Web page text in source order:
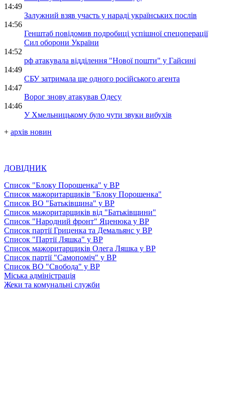
14:49
Залужний взяв участь у нараді українських послів
14:56
Генштаб повідомив подробиці успішної спецоперації
Сил оборони України
14:52
рф атакувала відділення "Нової пошти" у Гайсині
14:49
СБУ затримала ще одного російського агента
14:47
Ворог знову атакував Одесу
14:46
У Хмельницькому було чути звуки вибухів
+ архів новин
ДОВІДНИК
Список "Блоку Порошенка" у ВР
Список мажоритарщиків "Блоку Порошенка"
Список ВО "Батьківщина" у ВР
Список мажоритарщиків від "Батьківщини"
Список "Народний фронт" Яценюка у ВР
Список партії Гриценка та Демальянс у ВР
Список "Партії Ляшка" у ВР
Список мажоритарщиків Олега Ляшка у ВР
Список партії "Самопоміч" у ВР
Список ВО "Свобода" у ВР
Міська адміністрація
Жеки та комунальні служби